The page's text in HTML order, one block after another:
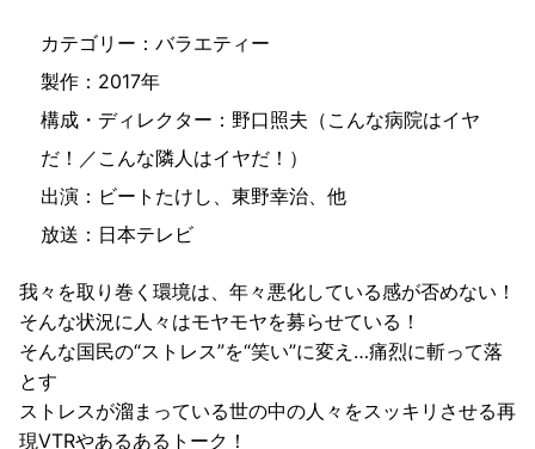
カテゴリー：バラエティー
製作：2017年
構成・ディレクター：野口照夫（こんな病院はイヤ
だ！／こんな隣人はイヤだ！）
出演：ビートたけし、東野幸治、他
放送：日本テレビ
我々を取り巻く環境は、年々悪化している感が否めない！
そんな状況に人々はモヤモヤを募らせている！
そんな国民の“ストレス”を“笑い”に変え…痛烈に斬って落
とす
ストレスが溜まっている世の中の人々をスッキリさせる再
現VTRやあるあるトーク！